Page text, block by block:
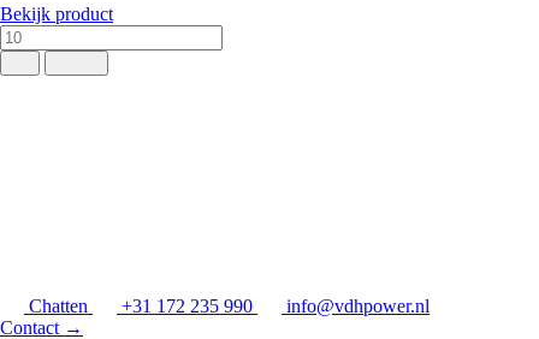
Bekijk product
Chatten +31 172 235 990
info@vdhpower.nl
Contact →